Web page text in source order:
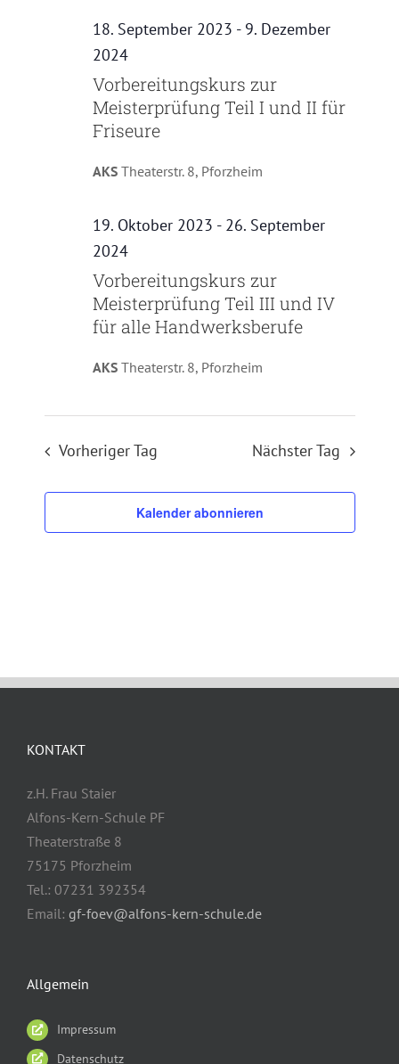
18. September 2023 - 9. Dezember
2024
Vorbereitungskurs zur
Meisterprüfung Teil I und II für
Friseure
AKS Theaterstr. 8, Pforzheim
19. Oktober 2023 - 26. September
2024
Vorbereitungskurs zur
Meisterprüfung Teil III und IV
für alle Handwerksberufe
AKS Theaterstr. 8, Pforzheim
Vorheriger Tag Nächster Tag
Kalender abonnieren
KONTAKT
z.H. Frau Staier
Alfons-Kern-Schule PF
Theaterstraße 8
75175 Pforzheim
Tel.: 07231 392354
Email: gf-foev@alfons-kern-schule.de
Allgemein
Impressum
Datenschutz